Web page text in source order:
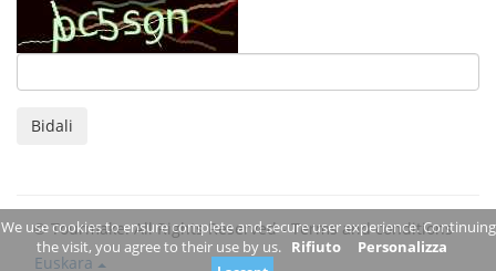
Bidali
© Tourmake. All Rights Reserved -Terms and conditions
Euskara
We use cookies to ensure complete and secure user experience. Continuing
the visit, you agree to their use by us. Rifiuto Personalizza